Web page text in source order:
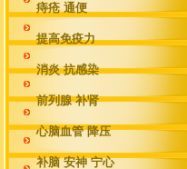
痔疮 通便
提高免疫力
消炎 抗感染
前列腺 补肾
心脑血管 降压
补脑 安神 宁心